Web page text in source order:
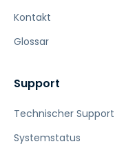
Kontakt
Glossar
Support
Technischer Support
Systemstatus